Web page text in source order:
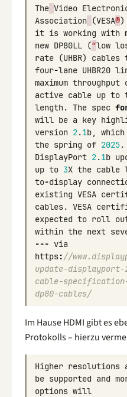
The Video
Association (VESA®)
it is working with
new DP80LL (“low
rate (UHBR) cables
four-lane UHBR20
maximum throughput
active cable up to
length. The spec
will be a key
version 2.1b, which
the spring of 2025.
DisplayPort 2.1b
up to 3X the cable
to-display
existing VESA
cables. VESA
expected to roll
within the next
--- via
https://
update-
cable-
dp80-cables/
Im Hause HDMI gibt es
Protokolls – hierzu
Higher resolutions
be supported and
options will